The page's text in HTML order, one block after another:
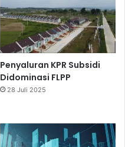
Penyaluran KPR Subsidi
Didominasi FLPP
28 Juli 2025